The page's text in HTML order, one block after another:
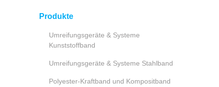
Produkte
Umreifungsgeräte & Systeme
Kunststoffband
Umreifungsgeräte & Systeme Stahlband
Polyester-Kraftband und Kompositband